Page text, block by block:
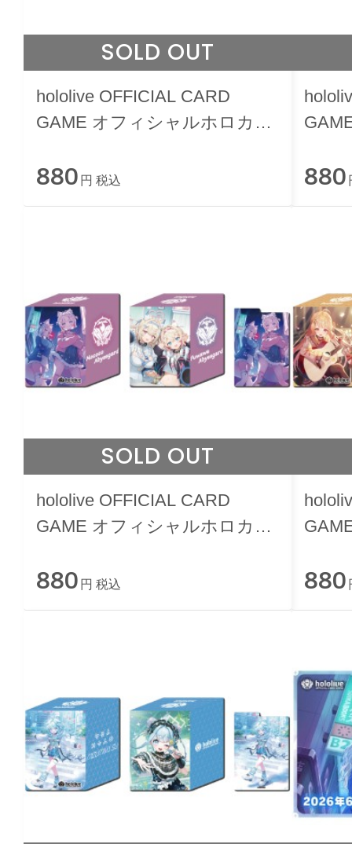
SOLD OUT
hololive OFFICIAL CARD
GAME オフィシャルホロカケ
880 円 税込 880
SOLD OUT
hololive OFFICIAL CARD
GAME オフィシャルホロカケ
880 円 税込 880